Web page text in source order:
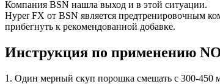
Компания BSN нашла выход и в этой ситуации.
Hyper FX от BSN является предтренировочным
прибегнуть к рекомендованной добавке.
Инструкция по применению
1. Один мерный скуп порошка смешать с 300-450